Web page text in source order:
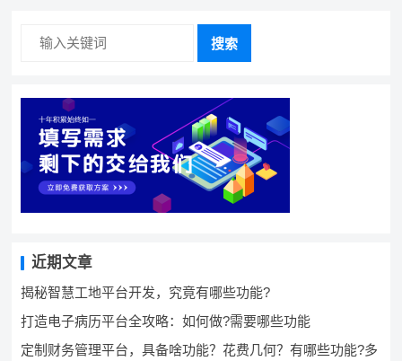
搜索
近期文章
揭秘智慧工地平台开发，究竟有哪些功能?
打造电子病历平台全攻略：如何做?需要哪些功能
定制财务管理平台，具备啥功能？花费几何？有哪些功能?多